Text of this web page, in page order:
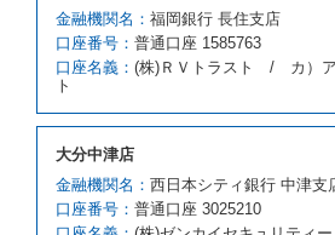
携先の代替レンタカーを貸し渡す
お、代替レンタカーの貸渡料金が
スの貸渡料金より高くなるときは
スの貸渡料金によるものとし、予
の車種クラスの貸渡料金によるも
借受人は、第１項の代替レンタカ
を拒絶し、予約を取り消すことが
す。
前項の場合、第１項の貸渡しをす
金融機関名： 福岡銀行 長住支店
口座番号： 普通口座 1585763
口座名義： (株)ＲＶトラスト / カ）ア
ト
大分中津店
金融機関名： 西日本シティ銀行 中津支
口座番号： 普通口座 3025210